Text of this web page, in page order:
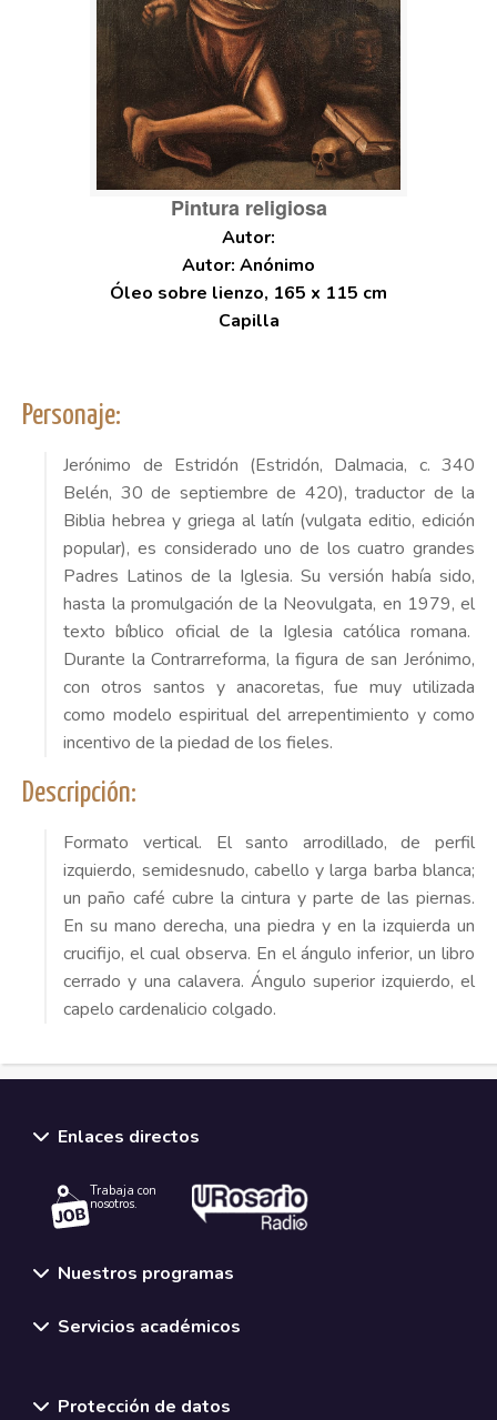
Pintura religiosa
Autor: Anónimo
Óleo sobre lienzo, 165 x 115 cm
Capilla
Personaje:
Jerónimo de Estridón (Estridón, Dalmacia, c. 340
Belén, 30 de septiembre de 420), traductor de la
Biblia hebrea y griega al latín (vulgataeditio, edición
popular), es considerado uno de los cuatro grandes
Padres Latinos de la Iglesia. Su versión había sido,
hasta la promulgación de la Neovulgata, en 1979, el
texto bíblico oficial de la Iglesia católica romana.
Durante la Contrarreforma, la figura de san Jerónimo,
con otros santos y anacoretas,fue muy utilizada
como modelo espiritual del arrepentimiento y como
incentivo de la piedad de los fieles.
Descripción:
Formato vertical. El santo arrodillado, de perfil
izquierdo, semidesnudo, cabello y larga barba blanca;
un paño café cubre la cintura y parte de las piernas.
En su mano derecha, una piedra y en la izquierda un
crucifijo, el cual observa. En el ángulo inferior, un libro
cerrado y una calavera. Ángulo superior izquierdo, el
capelo cardenalicio colgado.
Enlaces directos
Trabaja con
nosotros.
Nuestros programas
Servicios académicos
Protección de datos